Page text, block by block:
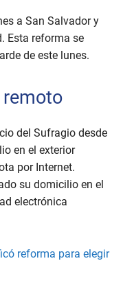
a San Salvador y
Esta reforma se
de este lunes.
remoto
del Sufragio desde
en el exterior
por Internet.
su domicilio en el
electrónica
reforma para elegir